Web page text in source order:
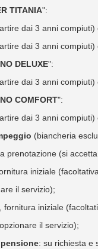
TITANIA":
dai 3 anni compiuti)
dai 3 anni compiuti)
DELUXE":
dai 3 anni compiuti)
COMFORT":
dai 3 anni compiuti)
(biancheria
prenotazione (si
iniziale
il servizio);
fornitura iniziale
il servizio);
pensione: su richiesta e